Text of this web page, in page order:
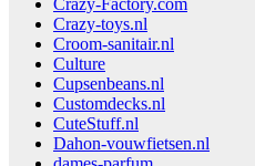
Crazy-Factory.com
Crazy-toys.nl
Croom-sanitair.nl
Culture
Cupsenbeans.nl
Customdecks.nl
CuteStuff.nl
Dahon-vouwfietsen.nl